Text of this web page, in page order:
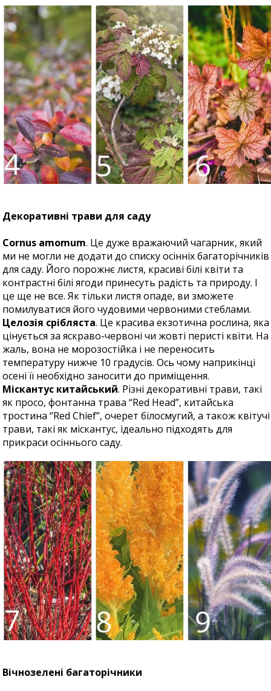
Декоративні трави для саду
Cornus amomum. Це дуже вражаючий чагарник, який
ми не могли не додати до списку осінніх багаторічників
для саду. Його порожнє листя, красиві білі квіти та
контрастні білі ягоди принесуть радість та природу. І
це ще не все. Як тільки листя опаде, ви зможете
помилуватися його чудовими червоними стеблами.
Целозія срібляста. Це красива екзотична рослина, яка
цінується за яскраво-червоні чи жовті перисті квіти. На
жаль, вона не морозостійка і не переносить
температуру нижче 10 градусів. Ось чому наприкінці
осені її необхідно заносити до приміщення.
Міскантус китайський. Різні декоративні трави, такі
як просо, фонтанна трава “Red Head”, китайська
тростина “Red Chief”, очерет білосмугий, а також квітучі
трави, такі як міскантус, ідеально підходять для
прикраси осіннього саду.
Вічнозелені багаторічники